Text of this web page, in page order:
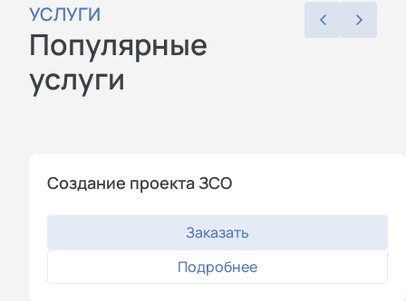
УСЛУГИ
Популярные
услуги
Создание проекта ЗСО
Заказать
Подробнее